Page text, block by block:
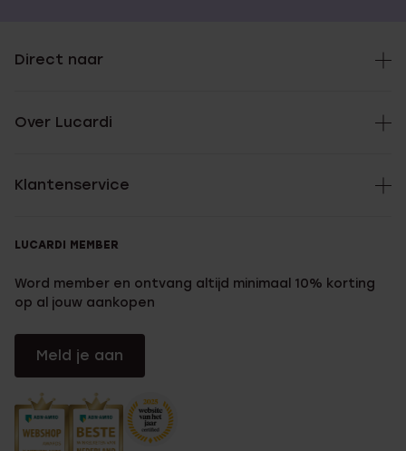
Direct naar
Over Lucardi
Klantenservice
LUCARDI MEMBER
Word member en ontvang altijd minimaal 10% korting
op al jouw aankopen
Meld je aan